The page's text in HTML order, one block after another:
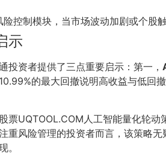
险控制模块，当市场波动加剧或个股
示
投资者提供了三点重要启示：第一，
的最大回撤说明高收益与低回
票UQTOOL.COM人工智能量化轮动
重风险管理的投资者而言，该策略
。